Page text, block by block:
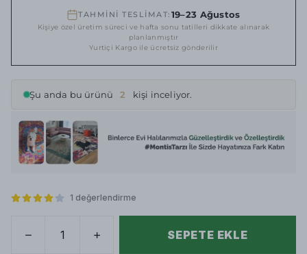
TAHMİNİ TESLİMAT: 19–23 Ağustos
Kişiye özel üretim süreci ve hafta sonu tatilleri dikkate alınarak
planlanmıştır
Yurtiçi Kargo ile ücretsiz gönderilir
Şu anda bu ürünü 2 kişi inceliyor.
1 değerlendirme
SEPETE EKLE